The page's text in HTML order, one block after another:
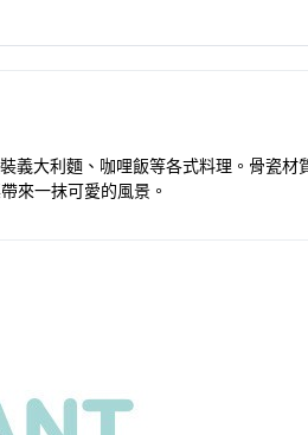
大利麵、咖哩飯等各式料理。骨瓷
來一抹可愛的風景。